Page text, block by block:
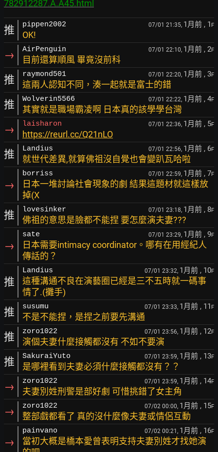
782912287.A.A45.html
推 pippen2002 07/01 21:35, 1月前 , 1 F
OK!
→ AirPenguin 07/01 22:10, 1月前 , 2F
目前還算順風 畢竟沒前科
推 raymond501 07/01 22:20, 1月前 , 3F
這兩人認知不同，湊一起就是富士的錯
推 Wolverin5566 07/01 22:22, 1月前 , 4F
其實就是職場霸凌啊 日本真的該學學台灣
→ laisharon 07/01 22:36, 1月前 , 5F
https://reurl.cc/Q21nLO
推 Landius 07/01 22:56, 1月前 , 6F
就世代差異,就算佛祖沒自覺也會變趴瓦哈啦
→
borriss 07/01 22:59, 1月前 , 7F
日本一堆討論社會現象的劇 結果這題材就這樣放
掉(X
推 lovesinker 07/01 23:18, 1月前 , 8F
佛祖的意思是臉都不能捏 要怎麼演夫妻???
→
sate 07/01 23:29, 1月前 , 9F
日本需要intimacy coordinator。哪有在用經紀人
傳話的？
推
Landius 07/01 23:32, 1月前 , 10F
這種溝通不良在演藝圈已經是三不五時就一碼事
情了.(攤手)
推 susumu 07/01 23:33, 1月前 , 11 F
不是不能捏，是捏之前要先溝通
推 zoro1022 07/01 23:56, 1月前 , 12F
演個夫妻什麼接觸都沒有 不如不要演
推 SakuraiYuto 07/01 23:59, 1月前 , 13F
是哪裡看到夫妻必須什麼接觸都沒有？？
→ zoro1022 07/01 23:59, 1月前 , 14F
夫妻別姓刑警是部好劇 可惜挑錯了女主角
→ zoro1022 07/02 00:00, 1月前 , 15F
整部戲都看了 真的沒什麼像夫妻或情侶互動
→
painvano 07/02 00:21, 1月前 , 16F
當初大概是橋本愛曾表明支持夫妻別姓才找她演